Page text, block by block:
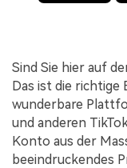
Sind Sie hier auf
Das ist die richtige
wunderbare
und anderen
Konto aus der
beeindruckendes